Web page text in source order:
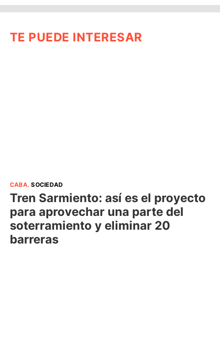
TE PUEDE INTERESAR
CABA.SOCIEDAD
Tren Sarmiento: así es el proyecto
para aprovechar una parte del
soterramiento y eliminar 20
barreras